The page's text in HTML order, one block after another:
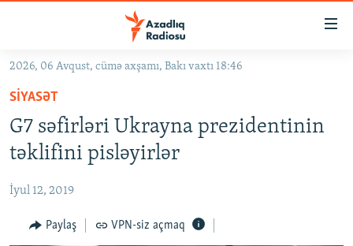
Əsas
qayıt
Əsas
naviqasiyaya
qayıt
Axtarışa
keç
GÜNDƏM
#İZAHLA
KORRUPSIOMETR
FƏRQƏ BAX
QANUNI DOĞRU
2026, 06 Avqust, cümə axşamı, Bakı vaxtı 18:46
SIYASƏT
G7 səfirləri Ukrayna prezidentinin
təklifini pisləyirlər
İyul 12, 2019
Paylaş VPN-siz açmaq